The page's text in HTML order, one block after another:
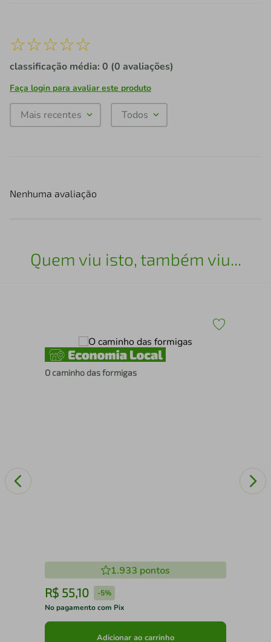
☆☆☆☆☆
classificação média: 0 (0 avaliações)
Faça login para avaliar este produto
Mais recentes Todos
Nenhuma avaliação
Quem viu isto, também viu...
O caminho das formigas
1.933 pontos
R$ 55,10 -5%
No pagamento com Pix
Adicionar ao carrinho